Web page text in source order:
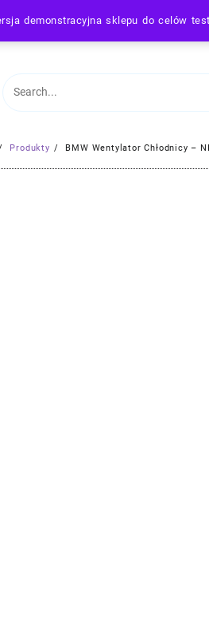
demonstracyjna sklepu do celów
Produkty BMW Wentylator Chłodnicy –